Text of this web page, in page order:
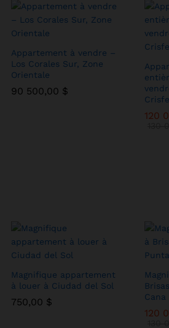
Appartement à vendre –
Los Corales Sur, Zone
Orientale
90 500,00 $
90 500,00 $
120
120
Magnifique appartement
à louer à Ciudad del Sol
750,00 $
750,00 $
Cana
120
120